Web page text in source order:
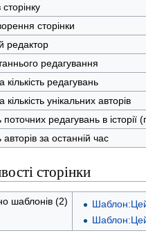
сторінки
редактор
редагування
кількість редагувань
кількість унікальних авторів
поточних редагувань в
авторів за останній час
сторінки
шаблонів (2)